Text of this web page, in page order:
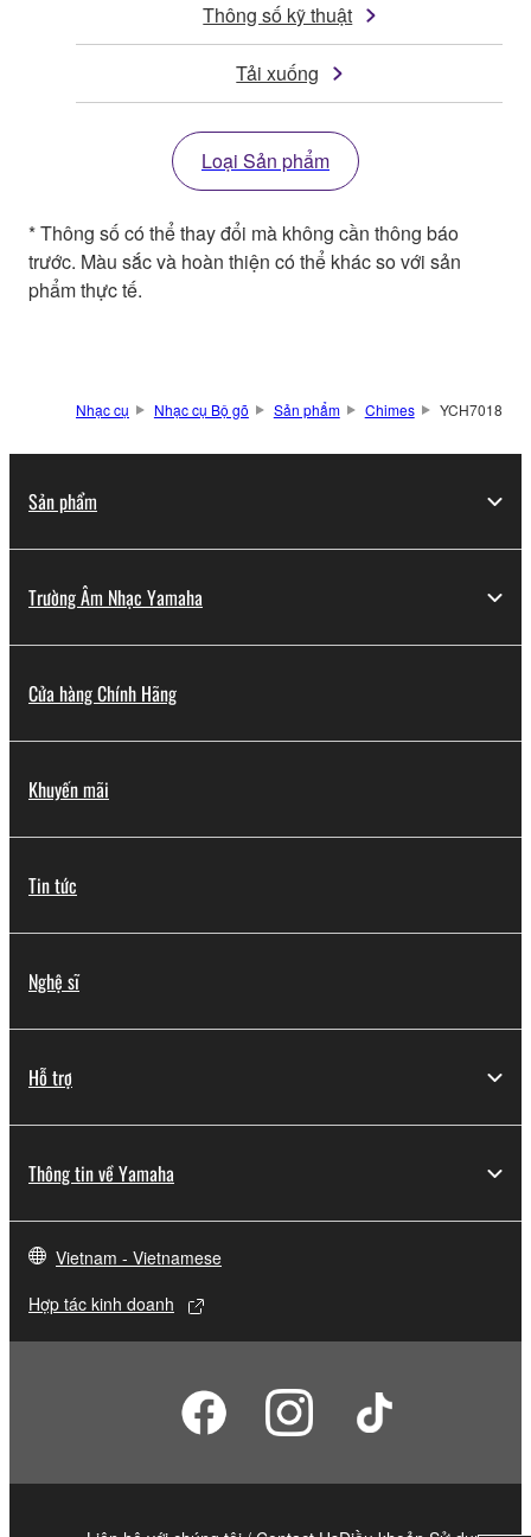
Thông số kỹ thuật
Tải xuống
Loại Sản phẩm
* Thông số có thể thay đổi mà không cần thông báo
trước. Màu sắc và hoàn thiện có thể khác so với sản
phẩm thực tế.
Nhạc cụ Nhạc cụ Bộ gõ Sản phẩm Chimes YCH7018
Sản phẩm
Trường Âm Nhạc Yamaha
Cửa hàng Chính Hãng
Khuyến mãi
Tin tức
Nghệ sĩ
Hỗ trợ
Thông tin về Yamaha
Vietnam - Vietnamese
Hợp tác kinh doanh